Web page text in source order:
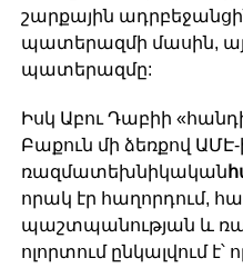
շարքային
պատերազմի մասին,
պատերազմը:
Իսկ Աբու Դաբիի
Բաքուն մի ձեռքով
ռազմատեխնիկական
որակ էր հաղորդում,
պաշտպանության և
ոլորտում ընկալվում